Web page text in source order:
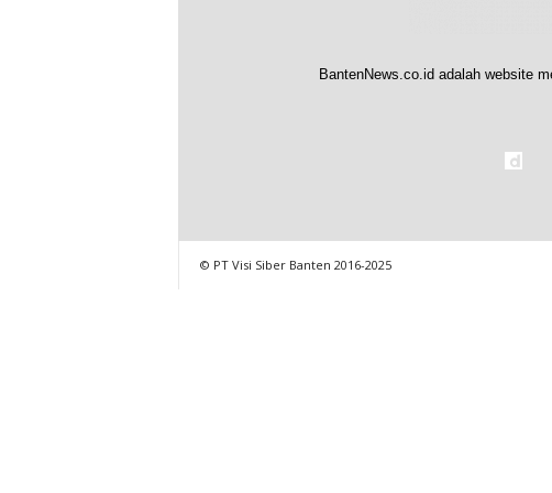
BantenNews.co.id adalah website
© PT Visi Siber Banten 2016-2025